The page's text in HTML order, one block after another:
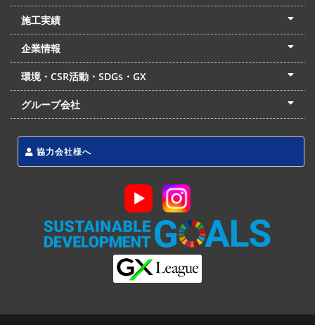
土木本部
建築本部
PPP・PFI
リフォーム・リノベーション
中村建設の家
施工実績
土木部門
建築部門
リフォーム部門
住宅部門
名古屋支店
東京支店
企業情報
会社概要
経営理念
沿革
リクルート
最新情報
お問合せ
環境・CSR活動・SDGs・GX
LSS流動化処理工法
CSR・SDGs・GX
発電事業
次世代ZEBオフィス
グループ会社
協力会社様へ